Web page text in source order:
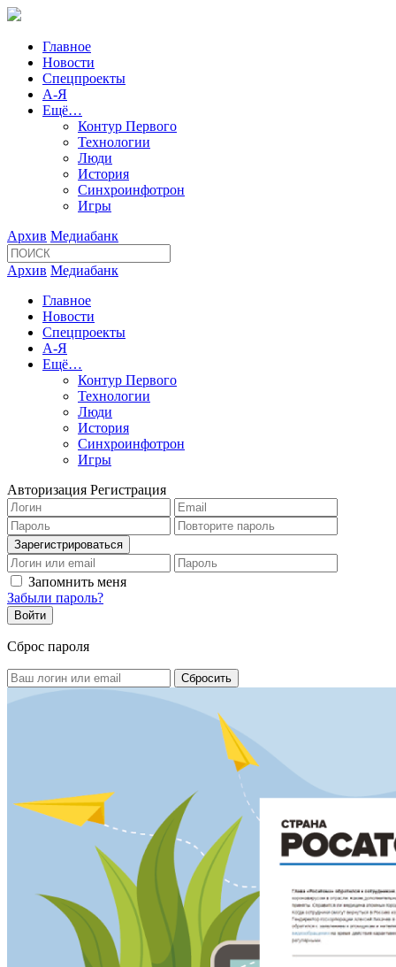
Главное
Новости
Спецпроекты
А-Я
Ещё…
Контур Первого
Технологии
Люди
История
Синхроинфотрон
Игры
Архив Медиабанк
Архив Медиабанк
Главное
Новости
Спецпроекты
А-Я
Ещё…
Контур Первого
Технологии
Люди
История
Синхроинфотрон
Игры
Авторизация Регистрация
Запомнить меня
Забыли пароль?
Сброс пароля